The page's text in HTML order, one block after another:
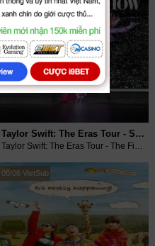
Taylor Swift: The Eras Tour - Show Kết Màn
Taylor Swift: The Eras Tour - The Final Show (2025)
06/06 VietSub